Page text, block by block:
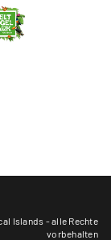
Islands - alle Rechte
vorbehalten